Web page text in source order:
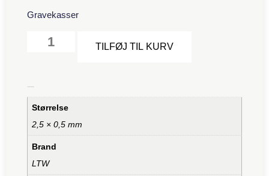
Gravekasser
TILFØJ TIL KURV
Størrelse
2,5 × 0,5 mm
Brand
LTW